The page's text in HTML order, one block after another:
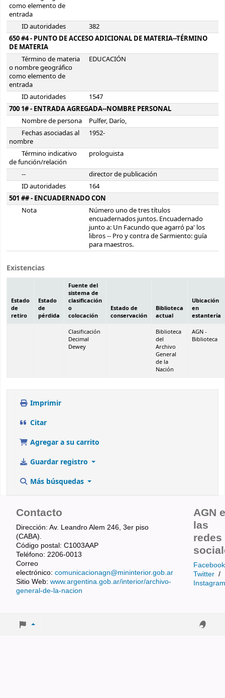
como elemento de
entrada
ID autoridades
382
650 #4 - PUNTO DE ACCESO ADICIONAL DE MATERIA--TÉRMINO
DE MATERIA
Término de materia
o nombre geográfico
como elemento de
entrada
EDUCACIÓN
ID autoridades
1547
700 1# - ENTRADA AGREGADA--NOMBRE PERSONAL
Nombre de persona
Pulfer, Darío,
Fechas asociadas al
nombre
1952-
Término indicativo
de función/relación
prologuista
--
director de publicación
ID autoridades
164
501 ## - ENCUADERNADO CON
Nota
Número uno de tres títulos
encuadernados juntos. Encuadernado
junto a: Un Facundo que agarró pa' los
libros -- Pro y contra de Sarmiento: guía
para maestros.
Existencias
Estado
de
retiro
Estado
de
pérdida
Fuente del
sistema de
clasificación
o
colocación
Estado de
conservación
Biblioteca
actual
Ubicación
en
estantería
Clasificación
Decimal
Dewey
Biblioteca
del
Archivo
General
de la
Nación
AGN -
Biblioteca
Imprimir
Citar
Agregar a su carrito
Guardar registro
Más búsquedas
Contacto
Dirección: Av. Leandro Alem 246, 3er piso
(CABA).
Código postal: C1003AAP
Teléfono: 2206-0013
Correo
electrónico: comunicacionagn@mininterior.gob.ar
Sitio Web: www.argentina.gob.ar/interior/archivo-
general-de-la-nacion
AGN
las
redes
Facebook
Twitter /
Instagram